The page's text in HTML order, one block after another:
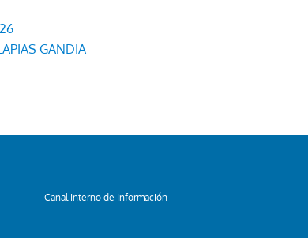
GANDIA
Canal Interno de Información